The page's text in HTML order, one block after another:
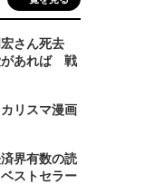
宏さん死去
があれば 戦
リスマ漫画
界有数の読
ストセラー